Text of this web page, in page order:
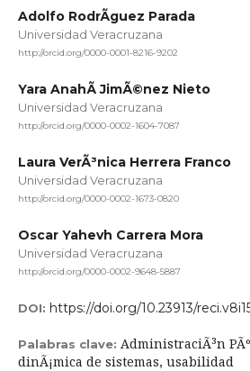
Adolfo RodrÃ­guez Parada
Universidad Veracruzana
http://orcid.org/0000-0001-8216-9202
Yara AnahÃ­ JimÃ©nez Nieto
Universidad Veracruzana
http://orcid.org/0000-0002-1604-7087
Laura VerÃ³nica Herrera Franco
Universidad Veracruzana
http://orcid.org/0000-0002-1673-0820
Oscar Yahevh Carrera Mora
Universidad Veracruzana
http://orcid.org/0000-0002-9648-5887
DOI: https://doi.org/10.23913/
Palabras clave: AdministraciÃ³n
dinÃ¡mica de sistemas, usabilidad